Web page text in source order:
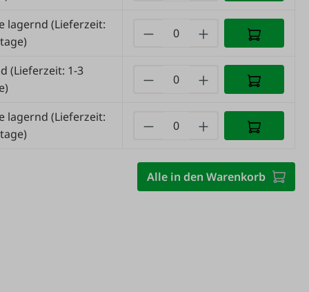
lagernd (Lieferzeit:
(Lieferzeit: 1-3
lagernd (Lieferzeit:
Alle in den Warenkorb